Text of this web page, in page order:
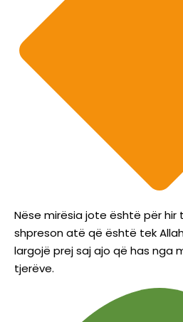
Nëse mirësia jote është për hir
shpreson atë që është tek
largojë prej saj ajo që has nga
tjerëve.